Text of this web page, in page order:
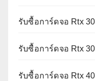
รับซื้อการ์ดจอ Rtx
รับซื้อการ์ดจอ Rtx
รับซื้อการ์ดจอ Rtx